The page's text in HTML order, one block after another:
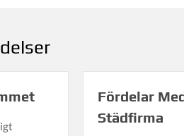
Fördelar
Städfirma